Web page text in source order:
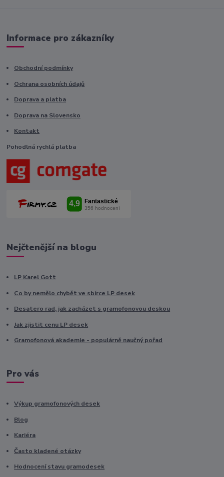
Informace pro zákazníky
Obchodní podmínky
Ochrana osobních údajů
Doprava a platba
Doprava na Slovensko
Kontakt
Pohodlná rychlá platba
Nejčtenější na blogu
LP Karel Gott
Co by nemělo chybět ve sbírce LP desek
Desatero rad, jak zacházet s gramofonovou deskou
Jak zjistit cenu LP desek
Gramofonová akademie - populárně naučný pořad
Pro vás
Výkup gramofonových desek
Blog
Kariéra
Často kladené otázky
Hodnocení stavu gramodesek